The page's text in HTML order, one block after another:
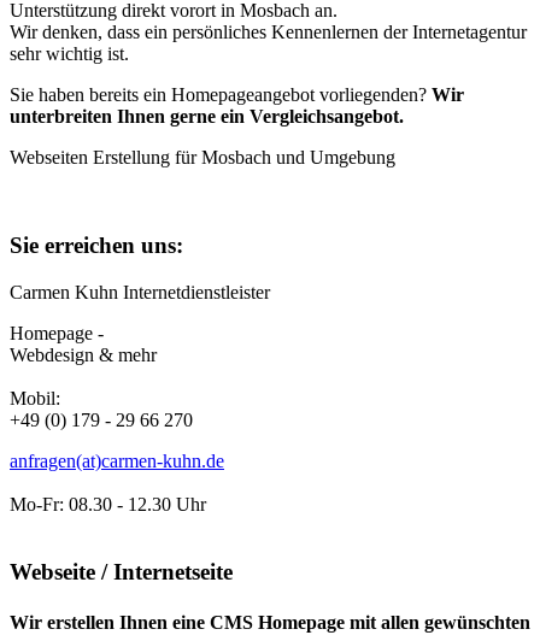
Unterstützung direkt vorort in Mosbach an.
Wir denken, dass ein persönliches Kennenlernen der Internetagentur
sehr wichtig ist.
Sie haben bereits ein Homepageangebot vorliegenden? Wir
unterbreiten Ihnen gerne ein Vergleichsangebot.
Webseiten Erstellung für Mosbach und Umgebung
Sie erreichen uns:
Carmen Kuhn Internetdienstleister
Homepage -
Webdesign & mehr
Mobil:
+49 (0) 179 - 29 66 270
anfragen(at)carmen-kuhn.de
Mo-Fr: 08.30 - 12.30 Uhr
Webseite / Internetseite
Wir erstellen Ihnen eine CMS Homepage mit allen gewünschten